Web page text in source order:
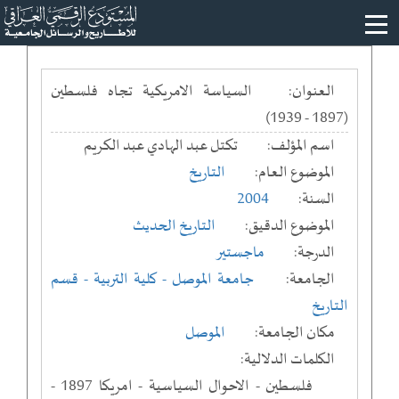
العنوان:
السياسة الامريكية تجاه فلسطين
(1897 - 1939)
اسم المؤلف:
تكتل عبد الهادي عبد الكريم
الموضوع العام:
التاريخ
السنة:
2004
الموضوع الدقيق:
التاريخ الحديث
الدرجة:
ماجستير
الجامعة:
جامعة الموصل - كلية التربية - قسم
التاريخ
مكان الجامعة:
الموصل
الكلمات الدلالية:
فلسطين - الاحوال السياسية - امريكا 1897 -